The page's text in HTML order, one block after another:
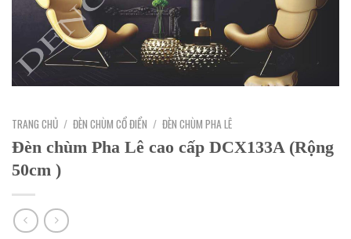
TRANG CHỦ / ĐÈN CHÙM CỔ ĐIỂN / ĐÈN CHÙM PHA LÊ
Đèn chùm Pha Lê cao cấp DCX133A (Rộng
50cm )